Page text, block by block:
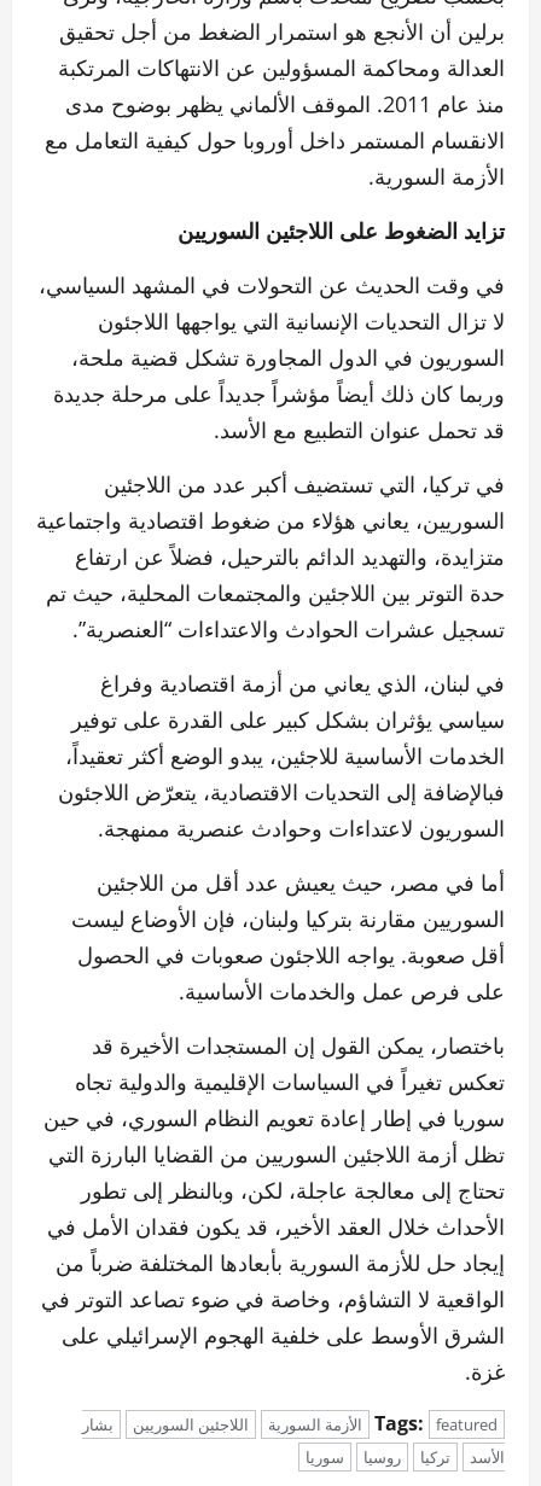
برلين أن الأنجع هو استمرار الضغط من أجل تحقيق
العدالة ومحاكمة المسؤولين عن الانتهاكات المرتكبة
منذ عام 2011. الموقف الألماني يظهر بوضوح مدى
الانقسام المستمر داخل أوروبا حول كيفية التعامل مع
الأزمة السورية.
تزايد الضغوط على اللاجئين السوريين
في وقت الحديث عن التحولات في المشهد السياسي،
لا تزال التحديات الإنسانية التي يواجهها اللاجئون
السوريون في الدول المجاورة تشكل قضية ملحة،
وربما كان ذلك أيضاً مؤشراً جديداً على مرحلة جديدة
قد تحمل عنوان التطبيع مع الأسد.
في تركيا، التي تستضيف أكبر عدد من اللاجئين
السوريين، يعاني هؤلاء من ضغوط اقتصادية واجتماعية
متزايدة، والتهديد الدائم بالترحيل، فضلاً عن ارتفاع
حدة التوتر بين اللاجئين والمجتمعات المحلية، حيث تم
تسجيل عشرات الحوادث والاعتداءات “العنصرية”.
في لبنان، الذي يعاني من أزمة اقتصادية وفراغ
سياسي يؤثران بشكل كبير على القدرة على توفير
الخدمات الأساسية للاجئين، يبدو الوضع أكثر تعقيداً،
فبالإضافة إلى التحديات الاقتصادية، يتعرّض اللاجئون
السوريون لاعتداءات وحوادث عنصرية ممنهجة.
أما في مصر، حيث يعيش عدد أقل من اللاجئين
السوريين مقارنة بتركيا ولبنان، فإن الأوضاع ليست
أقل صعوبة. يواجه اللاجئون صعوبات في الحصول
على فرص عمل والخدمات الأساسية.
باختصار، يمكن القول إن المستجدات الأخيرة قد
تعكس تغيراً في السياسات الإقليمية والدولية تجاه
سوريا في إطار إعادة تعويم النظام السوري، في حين
تظل أزمة اللاجئين السوريين من القضايا البارزة التي
تحتاج إلى معالجة عاجلة، لكن، وبالنظر إلى تطور
الأحداث خلال العقد الأخير، قد يكون فقدان الأمل في
إيجاد حل للأزمة السورية بأبعادها المختلفة ضرباً من
الواقعية لا التشاؤم، وخاصة في ضوء تصاعد التوتر في
الشرق الأوسط على خلفية الهجوم الإسرائيلي على
غزة.
Tags: featured الأزمة السورية اللاجئين السوريين
بشار
الأسد
تركيا روسيا سوريا